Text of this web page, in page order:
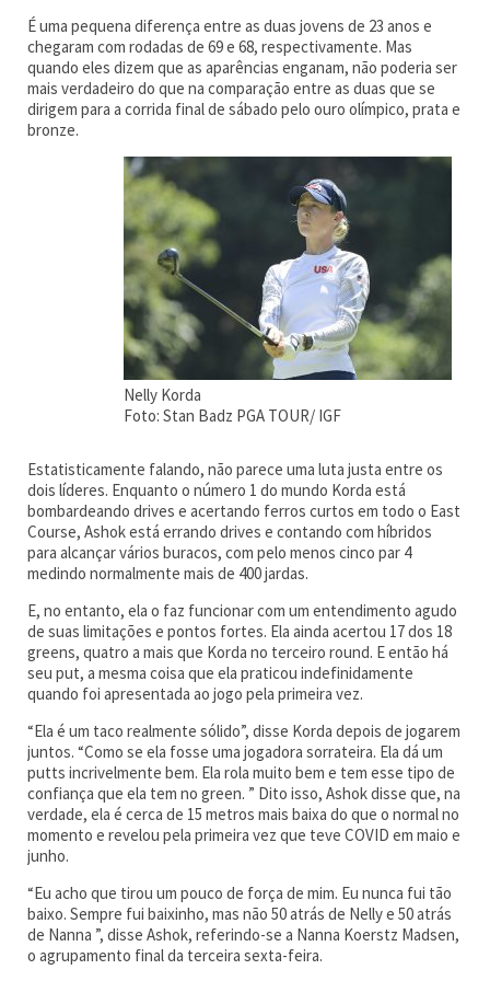
É uma pequena diferença entre as duas jovens de 23 anos e
chegaram com rodadas de 69 e 68, respectivamente. Mas
quando eles dizem que as aparências enganam, não poderia ser
mais verdadeiro do que na comparação entre as duas que se
dirigem para a corrida final de sábado pelo ouro olímpico, prata e
bronze.
Nelly Korda
Foto: Stan Badz PGA TOUR/ IGF
Estatisticamente falando, não parece uma luta justa entre os
dois líderes. Enquanto o número 1 do mundo Korda está
bombardeando drives e acertando ferros curtos em todo o East
Course, Ashok está errando drives e contando com híbridos
para alcançar vários buracos, com pelo menos cinco par 4
medindo normalmente mais de 400 jardas.
E, no entanto, ela o faz funcionar com um entendimento agudo
de suas limitações e pontos fortes. Ela ainda acertou 17 dos 18
greens, quatro a mais que Korda no terceiro round. E então há
seu put, a mesma coisa que ela praticou indefinidamente
quando foi apresentada ao jogo pela primeira vez.
“Ela é um taco realmente sólido”, disse Korda depois de jogarem
juntos. “Como se ela fosse uma jogadora sorrateira. Ela dá um
putts incrivelmente bem. Ela rola muito bem e tem esse tipo de
confiança que ela tem no green. ” Dito isso, Ashok disse que, na
verdade, ela é cerca de 15 metros mais baixa do que o normal no
momento e revelou pela primeira vez que teve COVID em maio e
junho.
“Eu acho que tirou um pouco de força de mim. Eu nunca fui tão
baixo. Sempre fui baixinho, mas não 50 atrás de Nelly e 50 atrás
de Nanna ”, disse Ashok, referindo-se a Nanna Koerstz Madsen,
o agrupamento final da terceira sexta-feira.